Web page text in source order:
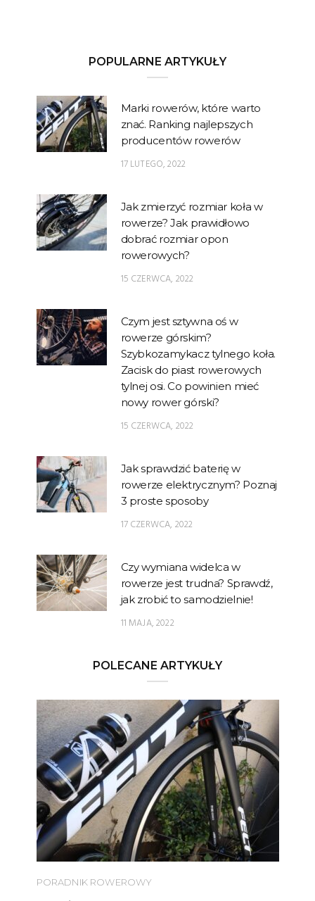
POPULARNE ARTYKUŁY
Marki rowerów, które warto
znać. Ranking najlepszych
producentów rowerów
17 LUTEGO, 2022
Jak zmierzyć rozmiar koła w
rowerze? Jak prawidłowo
dobrać rozmiar opon
rowerowych?
15 CZERWCA, 2022
Czym jest sztywna oś w
rowerze górskim?
Szybkozamykacz tylnego koła.
Zacisk do piast rowerowych
tylnej osi. Co powinien mieć
nowy rower górski?
15 CZERWCA, 2022
Jak sprawdzić baterię w
rowerze elektrycznym? Poznaj
3 proste sposoby
17 CZERWCA, 2022
Czy wymiana widelca w
rowerze jest trudna? Sprawdź,
jak zrobić to samodzielnie!
11 MAJA, 2022
POLECANE ARTYKUŁY
PORADNIK ROWEROWY